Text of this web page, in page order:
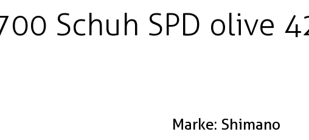
Schuh SPD olive
Marke: Shimano